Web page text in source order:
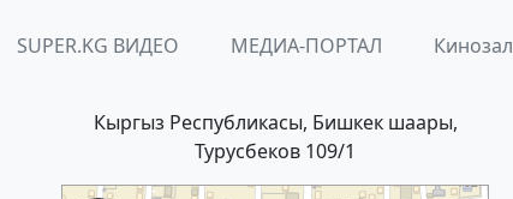
SUPER.KG ВИДЕО МЕДИА-ПОРТАЛ Кинозал
Кыргыз Республикасы, Бишкек шаары,
Турусбеков 109/1